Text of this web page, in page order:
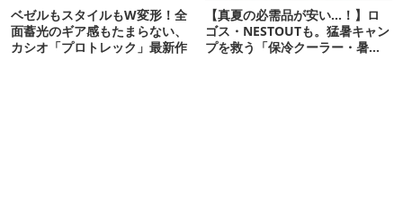
ベゼルもスタイルもW変形！全
面蓄光のギア感もたまらない、
カシオ「プロトレック」最新作
【真夏の必需品が安い…！】ロ
ゴス・NESTOUTも。猛暑キャン
プを救う「保冷クーラー・暑さ